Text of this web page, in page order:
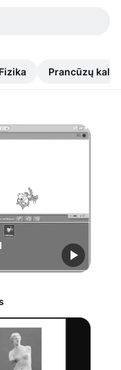
Fizika Prancūzų kalba